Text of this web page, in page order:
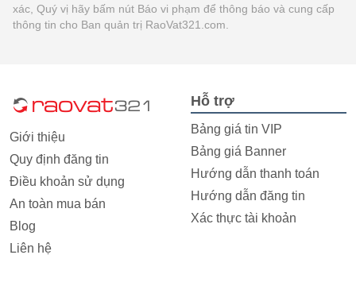
xác, Quý vị hãy bấm nút Báo vi phạm để thông báo và cung cấp
thông tin cho Ban quản trị RaoVat321.com.
Giới thiệu
Quy định đăng tin
Điều khoản sử dụng
An toàn mua bán
Blog
Liên hệ
Hỗ trợ
Bảng giá tin VIP
Bảng giá Banner
Hướng dẫn thanh toán
Hướng dẫn đăng tin
Xác thực tài khoản